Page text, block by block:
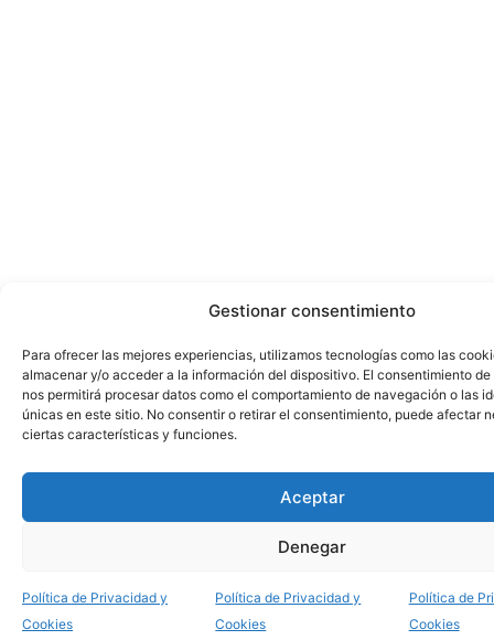
Gestionar consentimiento
Para ofrecer las mejores experiencias, utilizamos tecnologías como las
almacenar y/o acceder a la información del dispositivo. El consentimiento
nos permitirá procesar datos como el comportamiento de navegación o las
únicas en este sitio. No consentir o retirar el consentimiento, puede afectar
ciertas características y funciones.
Aceptar
Denegar
Política de Privacidad y
Cookies
Política de Privacidad y
Cookies
Política de
Cookies